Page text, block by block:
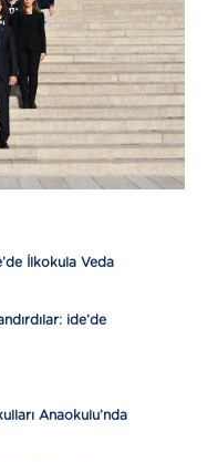
İlkokula Veda
ide’de
Anaokulu’nda